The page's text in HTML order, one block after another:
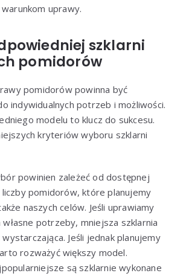
uprawy.
szklarni
pomidorów
pomidorów powinna być
indywidualnych potrzeb i możliwości.
modelu to klucz do sukcesu.
kryteriów wyboru szklarni
powinien zależeć od dostępnej
pomidorów, które planujemy
naszych celów. Jeśli uprawiamy
potrzeby, mniejsza szklarnia
Jeśli jednak planujemy
rozważyć większy model.
są szklarnie wykonane